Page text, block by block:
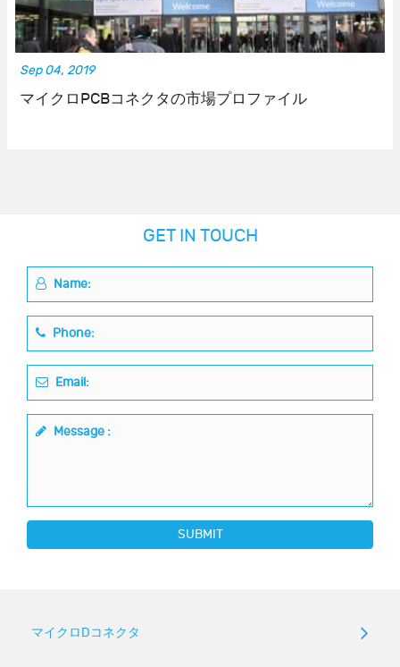
Sep 04, 2019
マイクロPCBコネクタの市場プロファイル
GET IN TOUCH
Name:
Phone:
Email:
Message :
SUBMIT
マイクロDコネクタ